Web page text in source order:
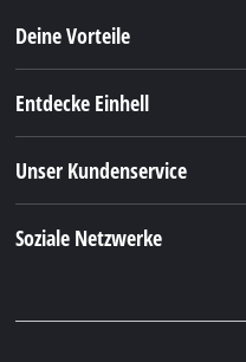
Deine Vorteile
Entdecke Einhell
Unser Kundenservice
Soziale Netzwerke